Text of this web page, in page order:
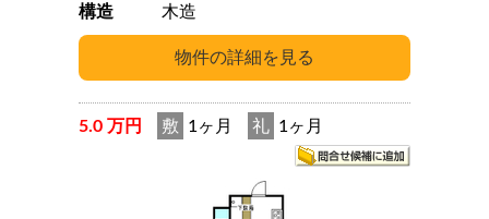
構造
木造
5.0 万円 敷 1ヶ月 礼 1ヶ月